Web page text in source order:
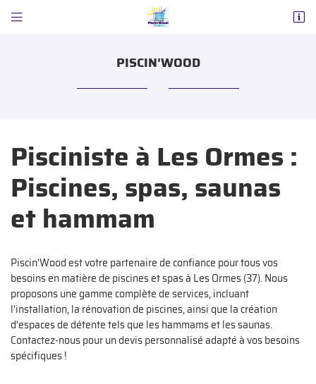
 
 Adresse email de réception
 Code Captcha
Rafraîchir le captcha
En cochant cette case, vous consentez à recevoir nos propositions commerciales à
l'adresse email indiqué ci-dessus. Vous pouvez vous désinscrire à tout moment en
utilisantle formulaire de désinscription.
PISCIN'WOOD
Pisciniste à Les Ormes :
Piscines, spas, saunas
et hammam
Piscin'Wood est votre partenaire de confiance pour tous vos
besoins en matière de piscines et spas à Les Ormes (37). Nous
proposons une gamme complète de services, incluant
l'installation, la rénovation de piscines, ainsi que la création
d'espaces de détente tels que les hammams et les saunas.
Contactez-nous pour un devis personnalisé adapté à vos besoins
spécifiques !